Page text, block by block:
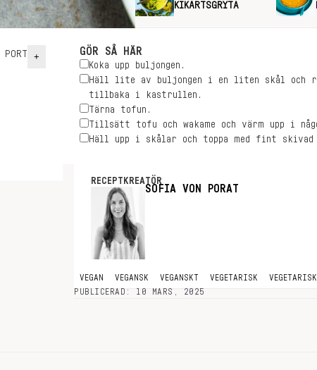
KIKÄRTSGRYTA
PORT + GÖR SÅ HÄR
Koka upp buljongen.
Häll lite av buljongen i en liten skål och
tillbaka i kastrullen.
Tärna tofun.
Tillsätt tofu och wakame och värm upp i
Häll upp i skålar och toppa med fint skivad
RECEPTKREATÖR
SOFIA VON PORAT
VEGAN VEGANSK VEGANSKT VEGETARISK
PUBLICERAD: 10 MARS, 2025